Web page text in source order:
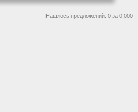
Нашлось предложений: 0 за 0.000